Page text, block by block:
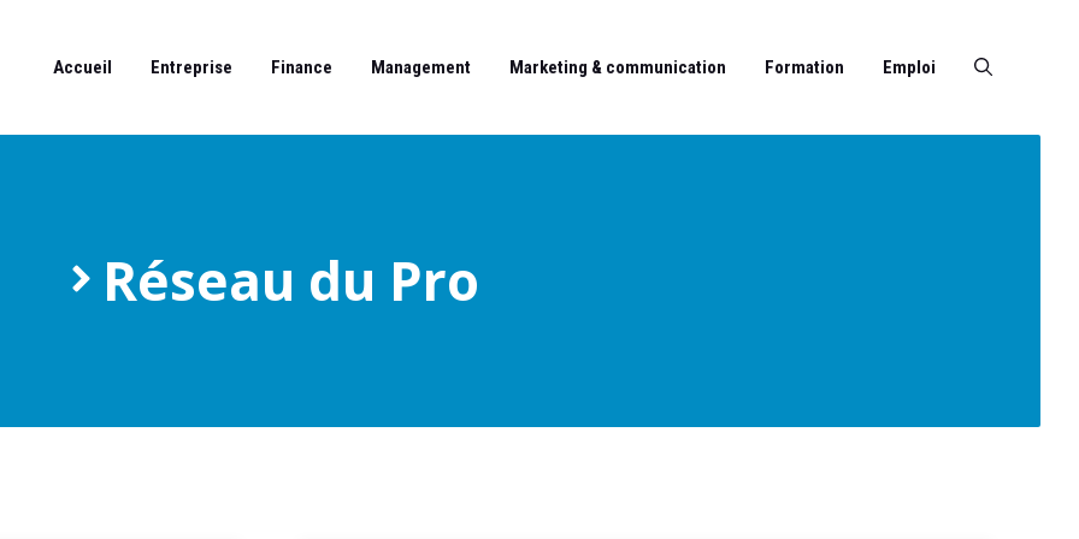
Accueil Entreprise Finance Management Marketing & communication Formation Emploi
Réseau du Pro